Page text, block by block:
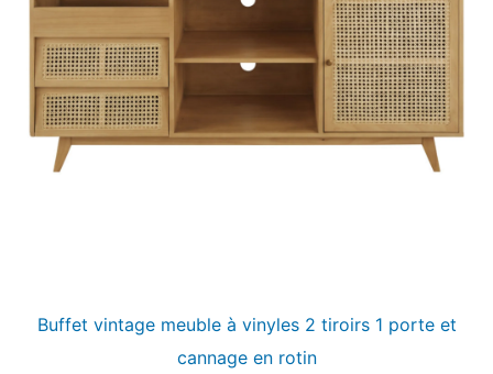
Buffet vintage meuble à vinyles 2 tiroirs 1 porte et
cannage en rotin